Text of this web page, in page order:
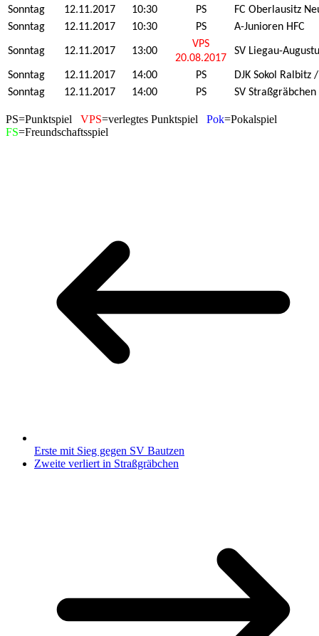
Sonntag
12.11.2017 10:30 PS
FC Oberlausitz
Sonntag
12.11.2017 10:30 PS A-Junioren HFC
Sonntag 12.11.2017 13:00
VPS
20.08.2017
SV Liegau-
Sonntag 12.11.2017 14:00 PS
DJK Sokol Ralbitz
Sonntag
12.11.2017 14:00 PS SV Straßgräbchen
PS=Punktspiel VPS=verlegtes Punktspiel Pok=Pokalspiel
FS=Freundschaftsspiel
Erste mit Sieg gegen SV Bautzen
Zweite verliert in Straßgräbchen